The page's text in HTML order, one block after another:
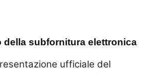
della subfornitura elettronica
ufficiale del